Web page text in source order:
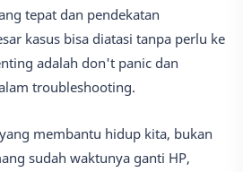
tepat dan pendekatan
kasus bisa diatasi tanpa perlu ke
adalah don't panic dan
troubleshooting.
membantu hidup kita, bukan
sudah waktunya ganti HP,